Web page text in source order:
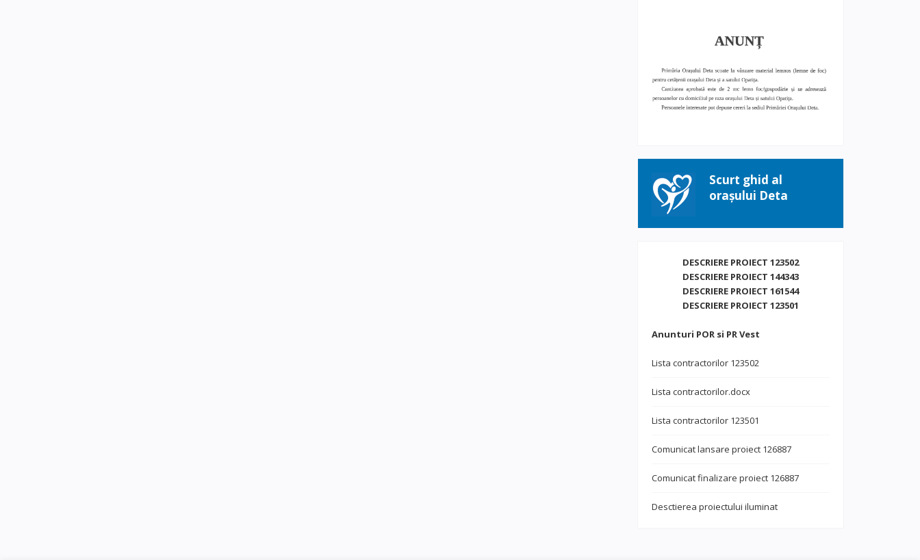
Scurt ghid al
orașului Deta
DESCRIERE PROIECT 123502
DESCRIERE PROIECT 144343
DESCRIERE PROIECT 161544
DESCRIERE PROIECT 123501
Anunturi POR si PR Vest
Lista contractorilor 123502
Lista contractorilor.docx
Lista contractorilor 123501
Comunicat lansare proiect 126887
Comunicat finalizare proiect 126887
Desctierea proiectului iluminat